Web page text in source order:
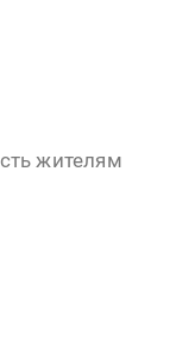
жителям